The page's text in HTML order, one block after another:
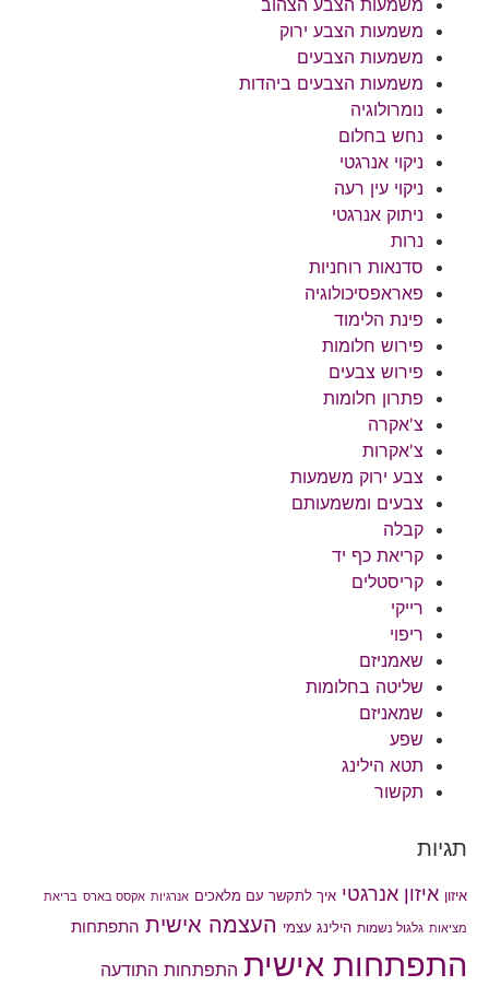
משמעות הצבע ירוק
משמעות הצבעים
משמעות הצבעים ביהדות
נומרולוגיה
נחש בחלום
ניקוי אנרגטי
ניקוי עין רעה
ניתוק אנרגטי
נרות
סדנאות רוחניות
פאראפסיכולוגיה
פינת הלימוד
פירוש חלומות
פירוש צבעים
פתרון חלומות
צ'אקרה
צ'אקרות
צבע ירוק משמעות
צבעים ומשמעותם
קבלה
קריאת כף יד
קריסטלים
רייקי
ריפוי
שאמניזם
שליטה בחלומות
שמאניזם
שפע
תטא הילינג
תקשור
תגיות
איזון איזון אנרגטי איך לתקשר עם מלאכים אנרגיות אקסס בארס בריאת
מציאות גלגול נשמות הילינג עצמי העצמה אישית התפתחות
התפתחות אישית התפתחות התודעה